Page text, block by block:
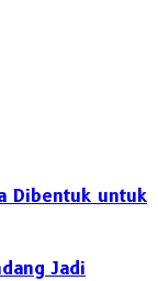
Dibentuk untuk
Jadi